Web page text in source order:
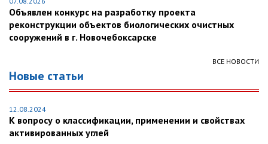
Объявлен конкурс на разработку проекта
реконструкции объектов биологических очистных
сооружений в г. Новочебоксарске
ВСЕ НОВОСТИ
Новые статьи
12.08.2024
К вопросу о классификации, применении и свойствах
активированных углей